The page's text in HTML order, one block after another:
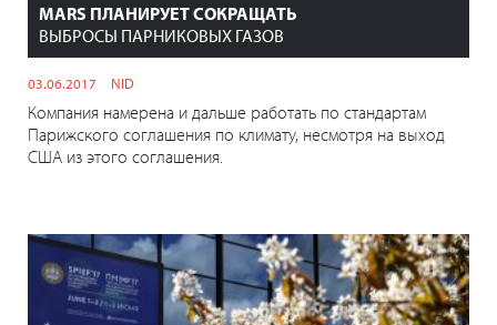
MARS ПЛАНИРУЕТ СОКРАЩАТЬ
ВЫБРОСЫ ПАРНИКОВЫХ ГАЗОВ
03.06.2017 NID
Компания намерена и дальше работать по стандартам
Парижского соглашения по климату, несмотря на выход
США из этого соглашения.